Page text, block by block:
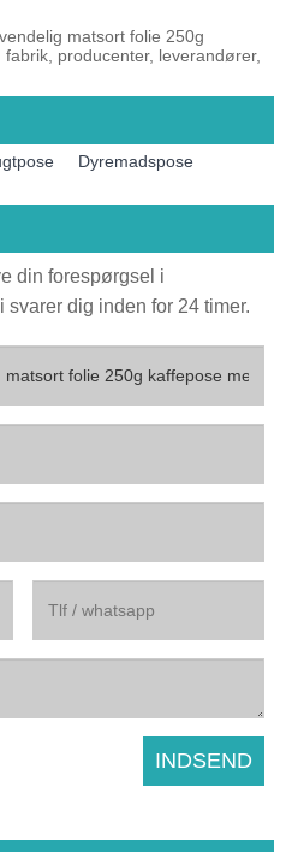
matsort folie 250g
producenter, leverandører,
Dyremadspose
din forespørgsel i
svarer dig inden for 24 timer.